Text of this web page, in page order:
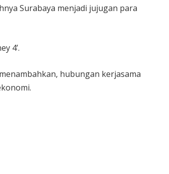
Surabaya menjadi jujugan para
4’.
hubungan kerjasama